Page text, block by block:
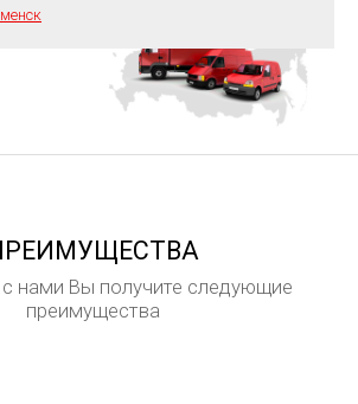
нами Вы получите следующие
преимущества